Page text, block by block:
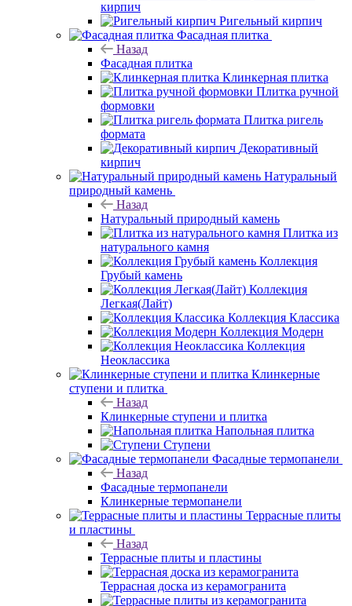
кирпич
Ригельный кирпич
Фасадная плитка
Назад
Фасадная плитка
Клинкерная плитка
Плитка ручной
формовки
Плитка ригель
формата
Декоративный
кирпич
Натуральный
природный камень
Назад
Натуральный природный камень
Плитка из
натурального камня
Коллекция
Грубый камень
Коллекция
Легкая(Лайт)
Коллекция Классика
Коллекция Модерн
Коллекция
Неоклассика
Клинкерные
ступени и плитка
Назад
Клинкерные ступени и плитка
Напольная плитка
Ступени
Фасадные термопанели
Назад
Фасадные термопанели
Клинкерные термопанели
Террасные плиты
и пластины
Назад
Террасные плиты и пластины
Террасная доска из керамогранита